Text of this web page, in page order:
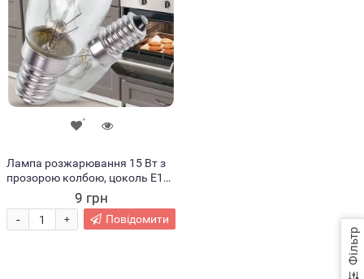
Фільтр
Лампа розжарювання 15 Вт з
прозорою колбою, цоколь E14,
тепле світло 2700K, 220V (ЖЯ)
9 грн
+
- Повідомити